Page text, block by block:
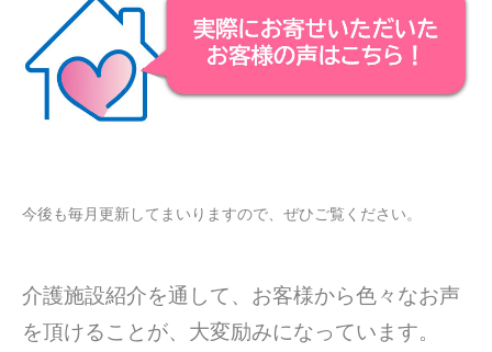
今後も毎月更新してまいりますので、ぜひご覧ください。
介護施設紹介を通して、お客様から色々なお声
を頂けることが、大変励みになっています。